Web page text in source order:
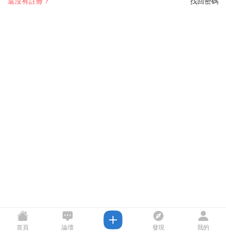
首頁 論壇 發現 我的